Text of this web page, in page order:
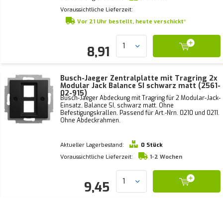
Voraussichtliche Lieferzeit:
Vor 21 Uhr bestellt, heute verschickt*
8,91
Busch-Jaeger Zentralplatte mit Tragring 2x
Modular Jack Balance SI schwarz matt (2561-
02-915)
Busch-Jaeger Abdeckung mit Tragring für 2 Modular-Jack-
Einsatz, Balance SI, schwarz matt. Ohne
Befestigungskrallen. Passend für Art.-Nrn. 0210 und 0211.
Ohne Abdeckrahmen.
Aktueller Lagerbestand:
0 Stück
Voraussichtliche Lieferzeit:
1-2 Wochen
9,45